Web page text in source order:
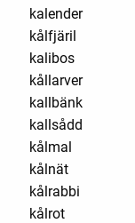
kalender
kålfjäril
kalibos
kållarver
kallbänk
kallsådd
kålmal
kålnät
kålrabbi
kålrot